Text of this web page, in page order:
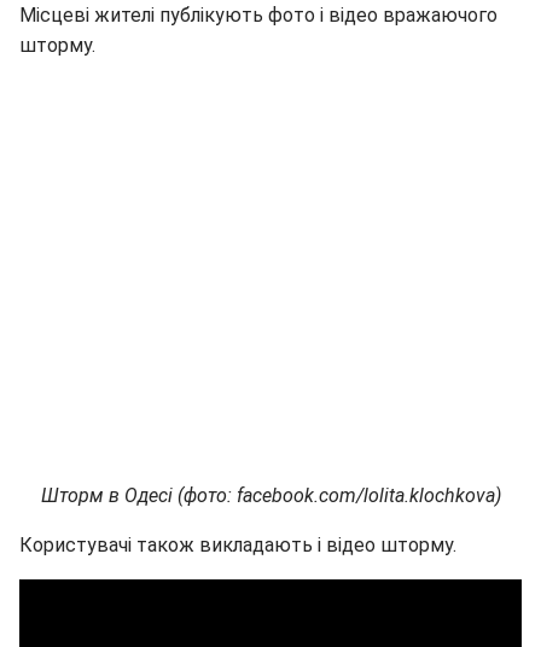
Місцеві жителі публікують фото і відео вражаючого
шторму.
Шторм в Одесі (фото: facebook.com/lolita.klochkova)
Користувачі також викладають і відео шторму.